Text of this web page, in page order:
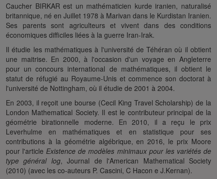
Caucher BIRKAR est un mathématicien kurde iranien, naturalisé
britannique, né en Juillet 1978 à Marivan dans le Kurdistan Iranien.
Ses parents sont agriculteurs et vivent dans des conditions
économiques difficiles liées à la guerre Iran-Irak.
Il étudie les mathématiques à l'université de Téhéran où il obtient
une maitrise. En 2000, à l'occasion d'un voyage en Angleterre
pour un concours international de mathématiques, il obtient le
statut de réfugié au Royaume-Unis et commence son doctorat à
l'université de Nottingham, où il étudie de 2001 à 2004.
En 2003, il reçoit une bourse (Cecil King Travel Scholarship) de la
London Mathematical Society. Il est le contributeur principal de la
géométrie birationnelle moderne. En 2010, il a reçu le prix
Leverhulme en mathématiques et en statistique pour ses
contributions à la géométrie algébrique, en 2016, le prix Moore
pour l'article Existence de modèles minimaux pour les variétés de
type général log, Journal de l'American Mathematical Society
(2010) (avec les co-auteurs P. Cascini, C Hacon e J.Kernan).